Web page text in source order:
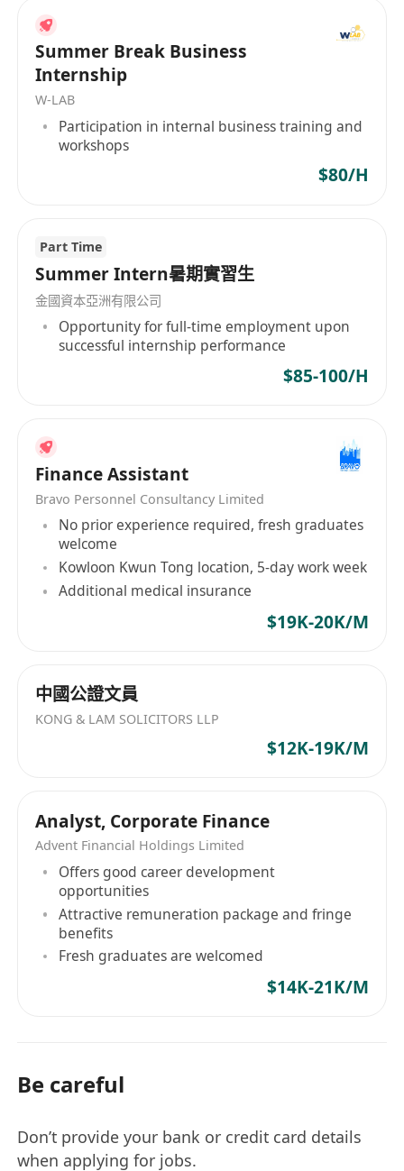
• 任职限制：必须为公司全职董事或雇员，不可兼任
其他公司核心职位（如CEO、其他机构RO等），确
保全身心投入岗位履职。
（二）专业资质
• 学历：持有认可大学或高等教育机构的学士学位及
以上学历，金融、法律、财务、保险等相关专业优
完成注册者，需具备快速通过注册审批的资质基础
（公司可提供合规支持）。
• 培训：已完成年度反洗钱（AML）、反恐融资
（CFT）相关培训并取得合格证书，熟悉香港保监局
《指引23》等相关监管指引。
理、团队监督、业务管控等方向）。
• 优先经验：有香港保险经纪公司RO任职经历、大
型保险机构合规管理经验，或持有香港证监会
（SFC）相关牌照、具备跨境保险业务合规管理经验
者优先。
• 实操经验：熟悉香港保险经纪全流程业务，具备与
香港保监局对接的实战经验，掌握监管申报、现场
检查应对流程；有香港保险经纪牌照申请、RO注
薪酬福利
• 薪资：30K-45K港币/月，薪资可根据候选人资
Summer Break Business
Internship
W-LAB
Participation in internal business training and
workshops
$80/H
Part Time
Summer Intern暑期實習生
金國資本亞洲有限公司
Opportunity for full-time employment upon
successful internship performance
$85-100/H
Finance Assistant
Bravo Personnel Consultancy Limited
No prior experience required, fresh graduates
welcome
Kowloon Kwun Tong location, 5-day work week
Additional medical insurance
$19K-20K/M
中國公證文員
KONG & LAM SOLICITORS LLP
$12K-19K/M
Analyst, Corporate Finance
Advent Financial Holdings Limited
Offers good career development
opportunities
Attractive remuneration package and fringe
benefits
Fresh graduates are welcomed
$14K-21K/M
Be careful
Don’t provide your bank or credit card details
when applying for jobs.